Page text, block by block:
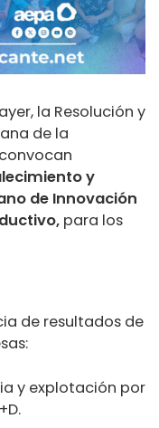
la Resolución y
de la
y
de Innovación
para los
de resultados de
y explotación por